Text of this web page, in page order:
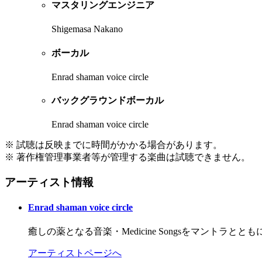
マスタリングエンジニア
Shigemasa Nakano
ボーカル
Enrad shaman voice circle
バックグラウンドボーカル
Enrad shaman voice circle
※ 試聴は反映までに時間がかかる場合があります。
※ 著作権管理事業者等が管理する楽曲は試聴できません。
アーティスト情報
Enrad shaman voice circle
癒しの薬となる音楽・Medicine Songsをマントラととも
アーティストページへ